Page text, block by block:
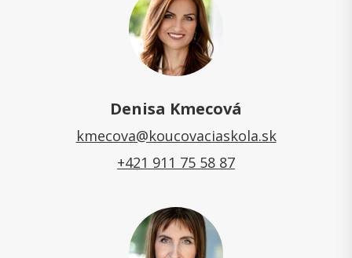
Denisa Kmecová
kmecova@koucovaciaskola.sk
+421 911 75 58 87